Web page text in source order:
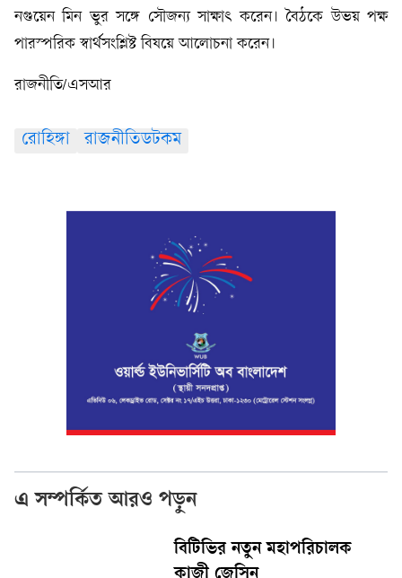
নগুয়েন মিন ভুর সঙ্গে সৌজন্য সাক্ষাৎ করেন। বৈঠকে উভয় পক্ষ
পারস্পরিক স্বার্থসংশ্লিষ্ট বিষয়ে আলোচনা করেন।
রাজনীতি/এসআর
রোহিঙ্গা রাজনীতিডটকম
এ সম্পর্কিত আরও পড়ুন
বিটিভির নতুন মহাপরিচালক